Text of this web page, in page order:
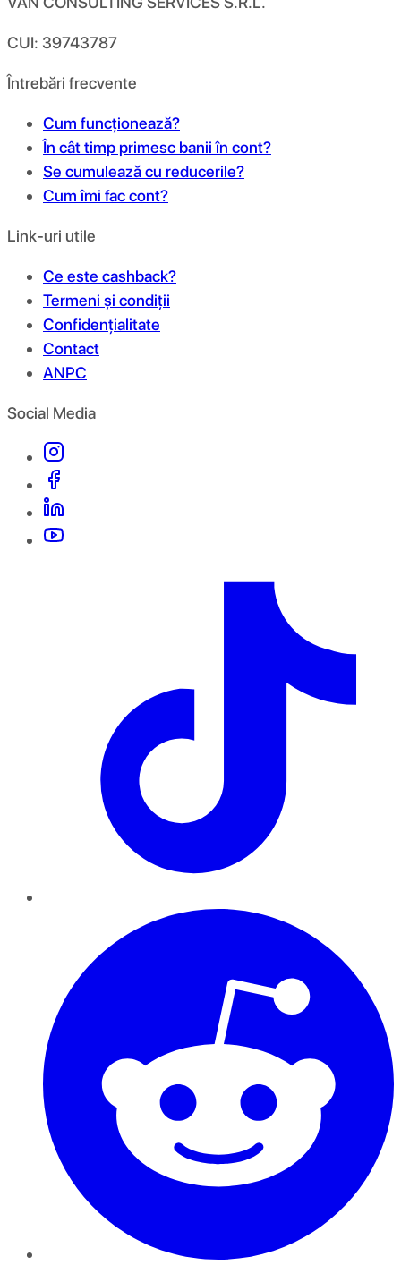
CUI: 39743787
Întrebări frecvente
Cum funcționează?
În cât timp primesc banii în cont?
Se cumulează cu reducerile?
Cum îmi fac cont?
Link-uri utile
Ce este cashback?
Termeni și condiții
Confidențialitate
Contact
ANPC
Social Media